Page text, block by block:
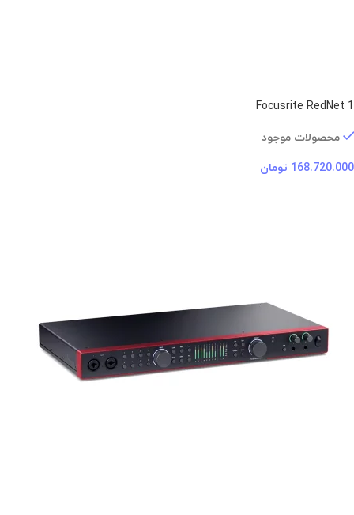
Focusrite RedNet 1
محصولات موجود
168.720.000 تومان